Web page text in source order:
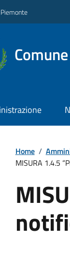
Home /
MISURA 1.4.5